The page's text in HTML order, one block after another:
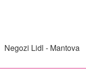
Negozi Lidl - Mantova